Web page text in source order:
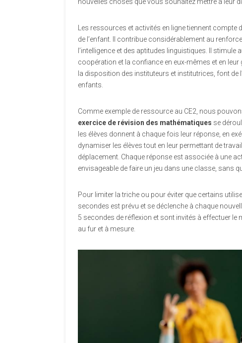
nouvelles choses que vous souhaitez mettre à leur
Les ressources et activités en ligne tiennent compte
de l’enfant. Il contribue considérablement au
l’intelligence et des aptitudes linguistiques. Il
coopération et la confiance en eux-mêmes et en leur
la disposition des instituteurs et institutrices, font de
enfants.
Comme exemple de ressource au CE2, nous
exercice de révision des mathématiques se
les élèves donnent à chaque fois leur réponse, en
dynamiser les élèves tout en leur permettant de
déplacement. Chaque réponse est associée à une
envisageable de faire un jeu dans une classe, sans
Pour limiter la triche ou pour éviter que certains
secondes est prévu et se déclenche à chaque
5 secondes de réflexion et sont invités à effectuer
au fur et à mesure.